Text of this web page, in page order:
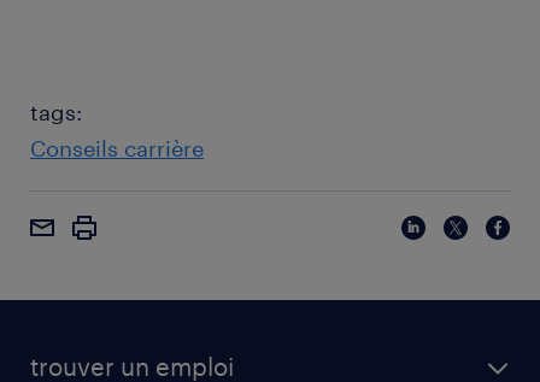
tags:
Conseils carrière
trouver un emploi